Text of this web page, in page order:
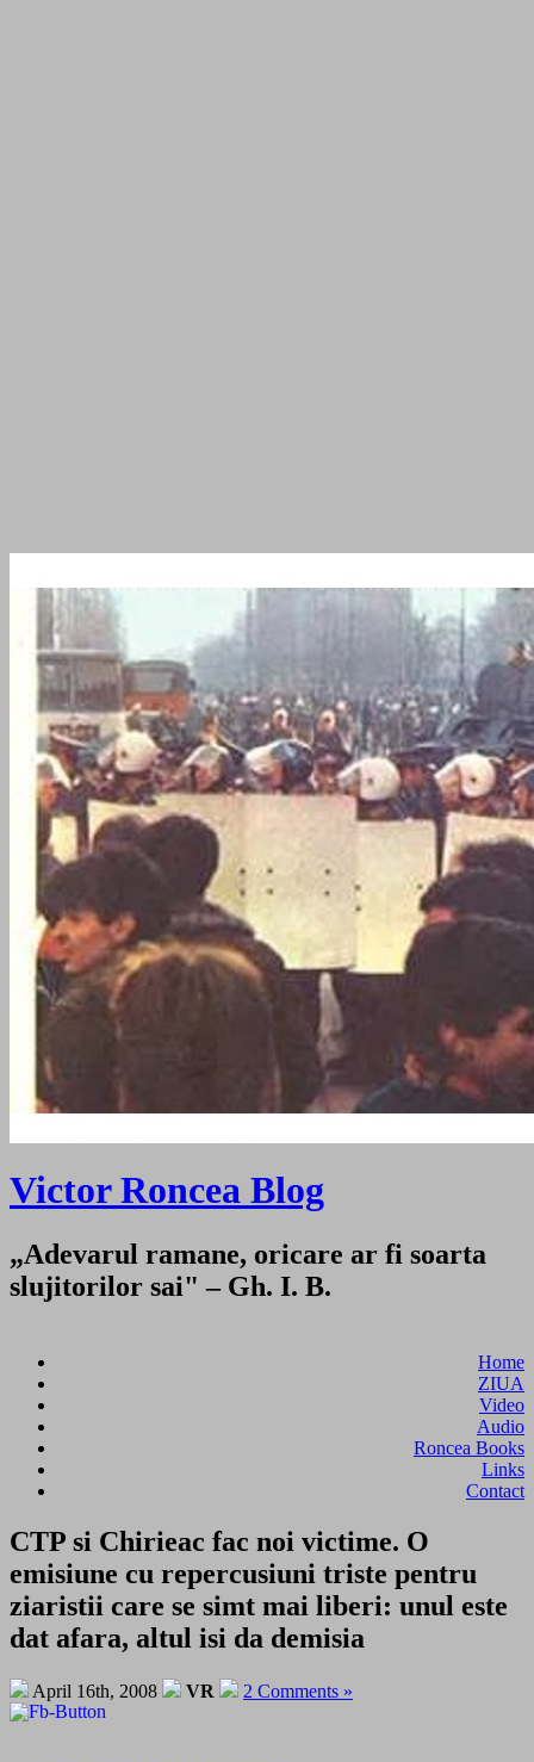
Victor Roncea Blog
„Adevarul ramane, oricare ar fi soarta
slujitorilor sai" – Gh. I. B.
Home
ZIUA
Video
Audio
Roncea Books
Links
Contact
CTP si Chirieac fac noi victime. O
emisiune cu repercusiuni triste pentru
ziaristii care se simt mai liberi: unul este
dat afara, altul isi da demisia
April 16th, 2008 VR 2 Comments »